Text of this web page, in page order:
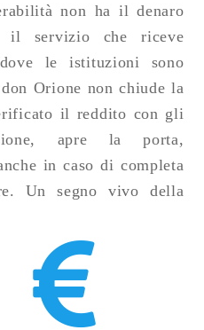
non ha il denaro
il servizio che riceve
le istituzioni sono
Orione non chiude la
il reddito con gli
apre la porta,
in caso di completa
Un segno vivo della